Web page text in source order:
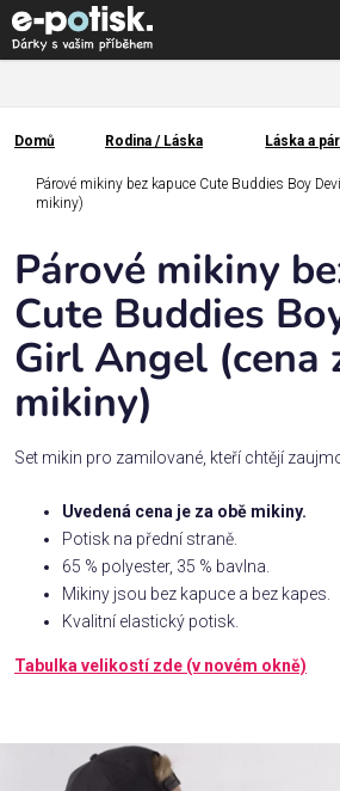
Přejít
na
obsah
Kategorie
Dárek
pro
Rodina
Láska
Povolání,
sport
Příležitosti
Domácnost
Domů
Domů Rodina / Láska Láska a
Párové mikiny bez kapuce Cute Buddies Boy
mikiny)
Párové mikiny
Cute Buddies
Girl Angel (cena
mikiny)
Set mikin pro zamilované, kteří chtějí
Uvedená cena je za obě mikiny.
Potisk na přední straně.
65 % polyester, 35 % bavlna.
Mikiny jsou bez kapuce a bez kapes.
Kvalitní elastický potisk.
Tabulka velikostí zde (v novém okně)